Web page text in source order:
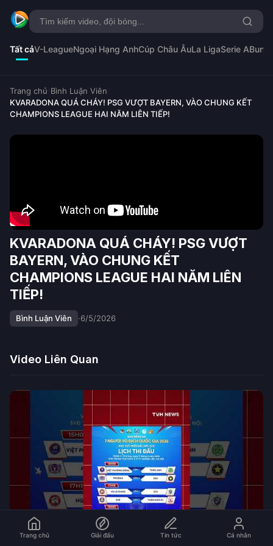
Tất cảV-LeagueNgoại Hạng AnhCúp Châu ÂuLa LigaSerie A
Trang chủ Bình Luận Viên
KVARADONA QUÁ CHÁY! PSG VƯỢT BAYERN, VÀO CHUNG KẾT
CHAMPIONS LEAGUE HAI NĂM LIÊN TIẾP!
KVARADONA QUÁ CHÁY! PSG VƯỢT
BAYERN, VÀO CHUNG KẾT
CHAMPIONS LEAGUE HAI NĂM LIÊN
TIẾP!
Bình Luận Viên ·6/5/2026
Video Liên Quan
Trang chủ Giải đấu Tin tức Cá nhân